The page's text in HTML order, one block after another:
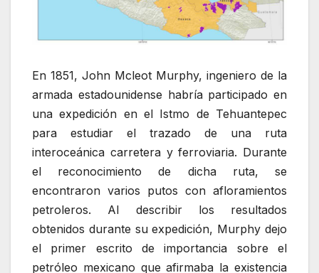
En 1851, John Mcleot Murphy, ingeniero de la
armada estadounidense habría participado en
una expedición en el Istmo de Tehuantepec
para estudiar el trazado de una ruta
interoceánica carretera y ferroviaria. Durante
el reconocimiento de dicha ruta, se
encontraron varios putos con afloramientos
petroleros. Al describir los resultados
obtenidos durante su expedición, Murphy dejo
el primer escrito de importancia sobre el
petróleo mexicano que afirmaba la existencia